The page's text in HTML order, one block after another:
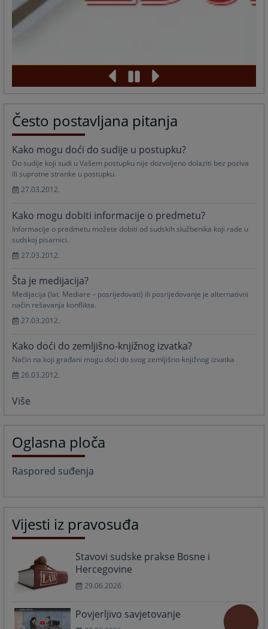
Često postavljana pitanja
Kako mogu doći do sudije u postupku?
Do sudije koji sudi u Vašem postupku nije dozvoljeno dolaziti bez poziva
ili suprotne stranke u postupku.
27.03.2012.
Kako mogu dobiti informacije o predmetu?
Informacije o predmetu možete dobiti od sudskih službenika koji rade u
sudskoj pisarnici.
27.03.2012.
Šta je medijacija?
Medijacija (lat. Mediare – posrijedovati) ili posrijedovanje je alternativni
način rešavanja konflikta.
27.03.2012.
Kako doći do zemljišno-knjižnog izvatka?
Način na koji građani mogu doći do svog zemljišno-knjižnog izvatka
26.03.2012.
Više
Oglasna ploča
Raspored suđenja
Vijesti iz pravosuđa
Stavovi sudske prakse Bosne i
Hercegovine
29.06.2026.
Povjerljivo savjetovanje